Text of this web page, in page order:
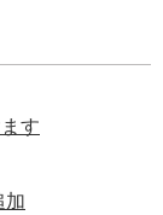
す
加